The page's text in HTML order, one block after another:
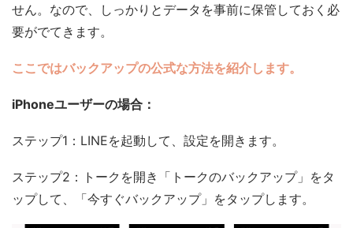
せん。なので、しっかりとデータを事前に保管しておく必
要がでてきます。
ここではバックアップの公式な方法を紹介します。
iPhoneユーザーの場合：
ステップ1：LINEを起動して、設定を開きます。
ステップ2：トークを開き「トークのバックアップ」をタ
ップして、「今すぐバックアップ」をタップします。